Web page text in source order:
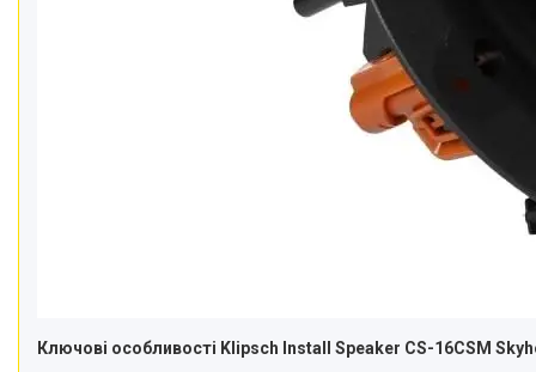
Ключові особливості Klipsch Install Speaker CS-16CSM